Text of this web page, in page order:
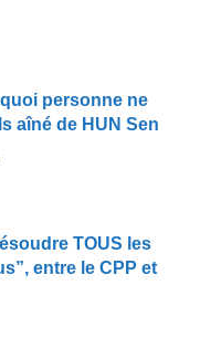
personne ne
aîné de HUN Sen
TOUS les
entre le CPP et